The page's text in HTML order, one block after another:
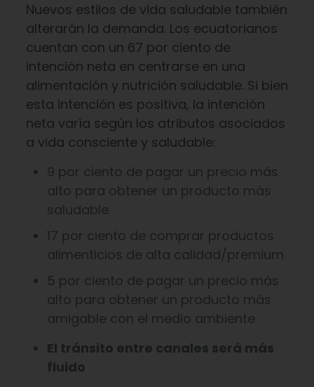
Nuevos estilos de vida saludable también
alterarán la demanda. Los ecuatorianos
cuentan con un 67 por ciento de
intención neta en centrarse en una
alimentación y nutrición saludable. Si bien
esta intención es positiva, la intención
neta varía según los atributos asociados
a vida consciente y saludable:
9 por ciento de pagar un precio más
alto para obtener un producto más
saludable
17 por ciento de comprar productos
alimenticios de alta calidad/premium
5 por ciento de pagar un precio más
alto para obtener un producto más
amigable con el medio ambiente
El tránsito entre canales será más
fluido